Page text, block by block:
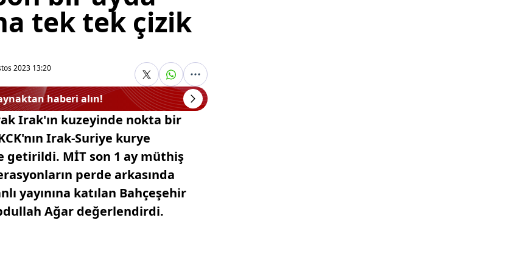
tek tek çizik
2023 13:20
haberi alın!
Irak'ın kuzeyinde nokta bir
Irak-Suriye kurye
getirildi. MİT son 1 ay müthiş
perde arkasında
yayınına katılan Bahçeşehir
Ağar değerlendirdi.